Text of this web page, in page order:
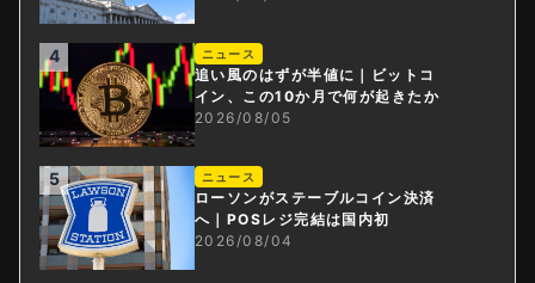
4 ニュース
追い風のはずが半値に｜ビットコ
イン、この10か月で何が起きたか
2026/08/05
5 ニュース
ローソンがステーブルコイン決済
へ｜POSレジ完結は国内初
2026/08/04